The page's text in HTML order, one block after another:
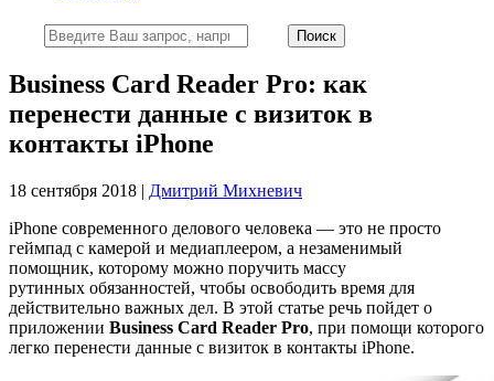
Business Card Reader Pro: как
перенести данные с визиток в
контакты iPhone
18 сентября 2018 | Дмитрий Михневич
iPhone современного делового человека — это не просто
геймпад с камерой и медиаплеером, а незаменимый
помощник, которому можно поручить массу
рутинных обязанностей, чтобы освободить время для
действительно важных дел. В этой статье речь пойдет о
приложении Business Card Reader Pro, при помощи которого
легко перенести данные с визиток в контакты iPhone.